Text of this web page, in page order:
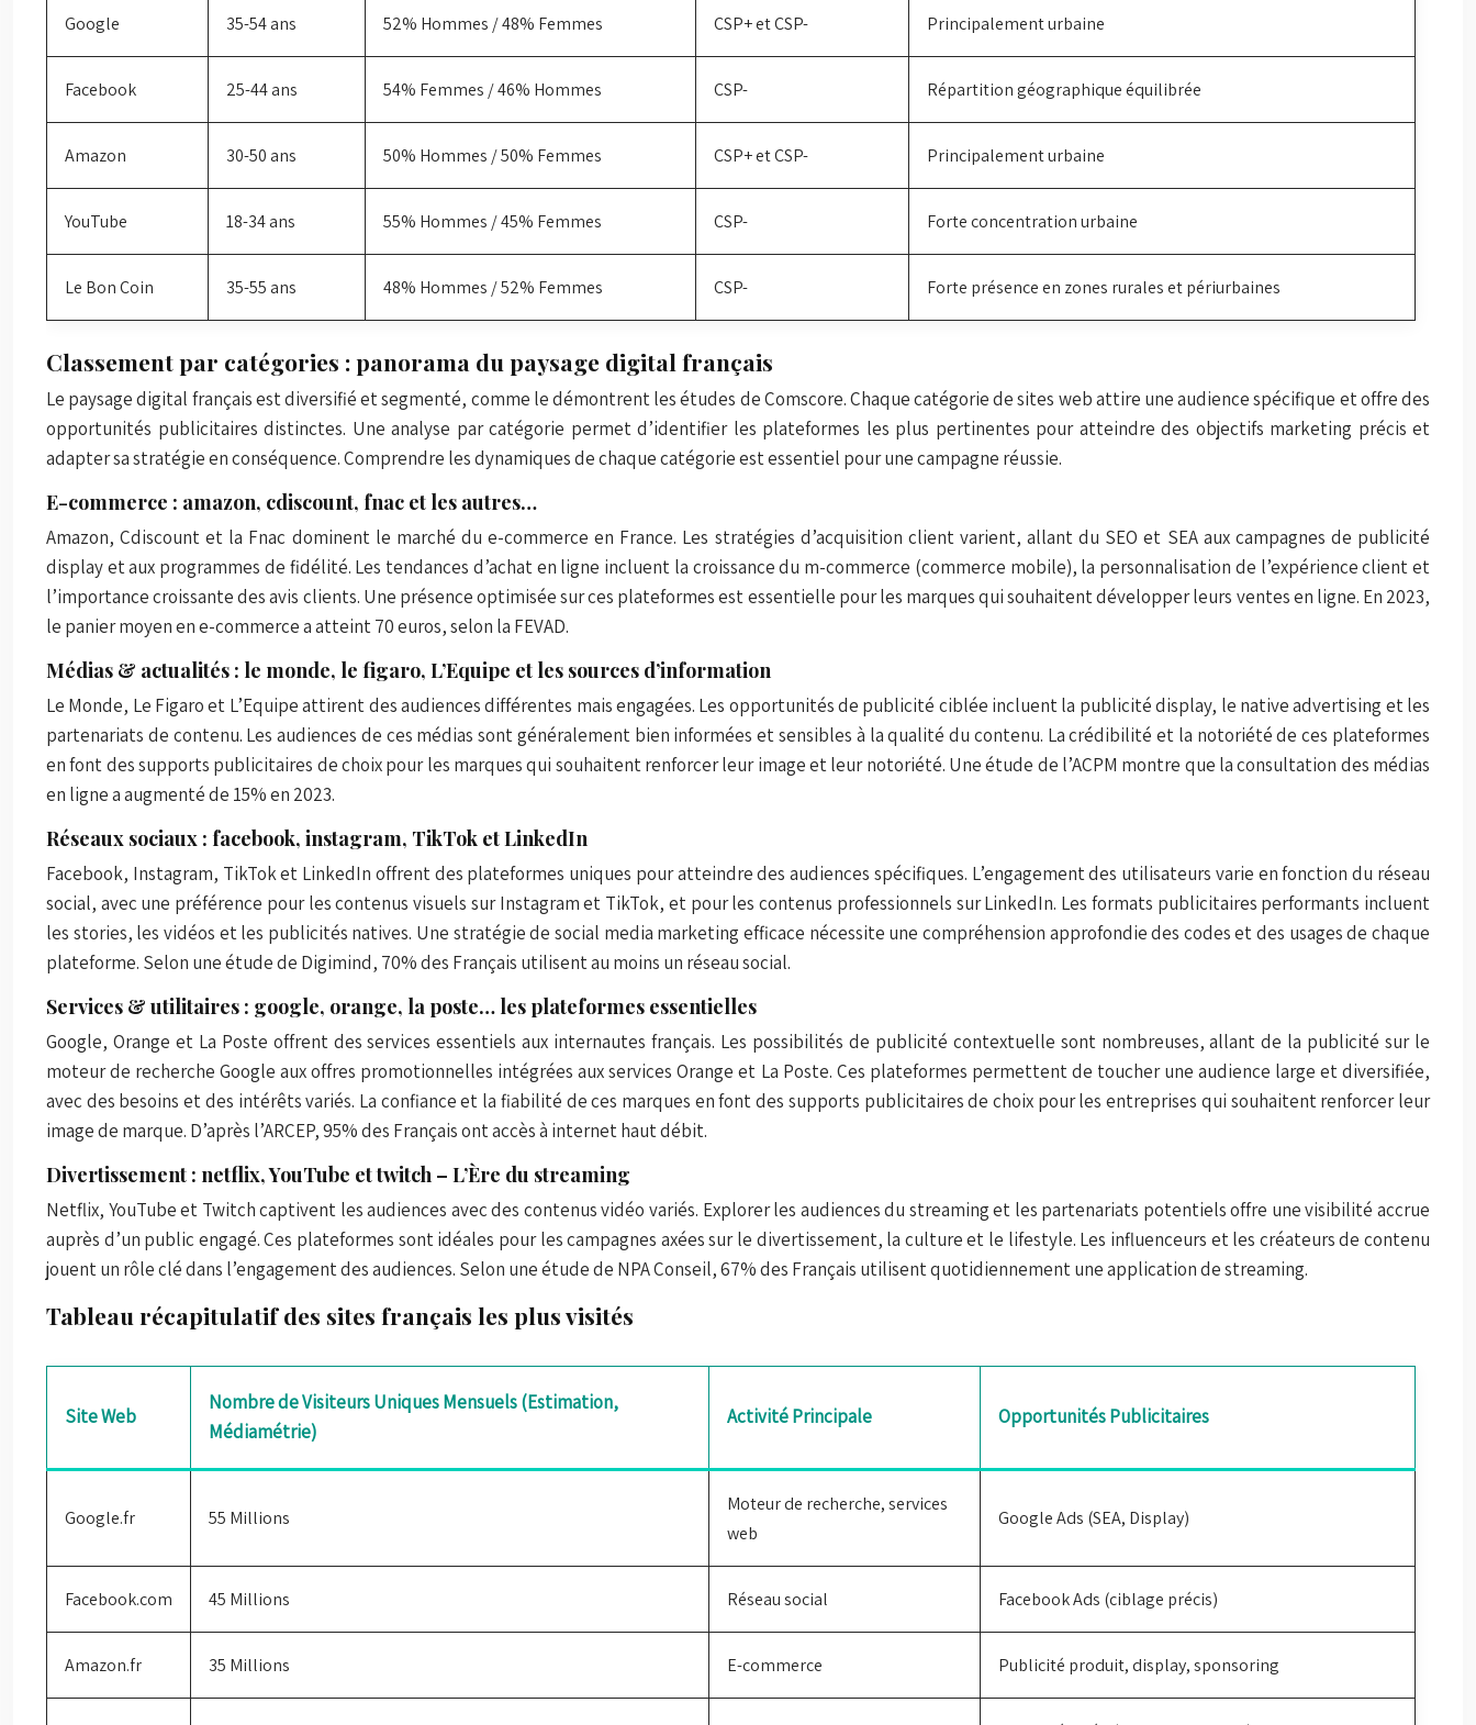
Google 35-54 ans 52% Hommes / 48% Femmes CSP+ et CSP- Principalement urbaine
Facebook 25-44 ans 54% Femmes / 46% Hommes CSP- Répartition géographique équilibrée
Amazon 30-50 ans 50% Hommes / 50% Femmes CSP+ et CSP- Principalement urbaine
YouTube 18-34 ans 55% Hommes / 45% Femmes CSP- Forte concentration urbaine
Le Bon Coin 35-55 ans 48% Hommes / 52% Femmes CSP- Forte présence en zones rurales et périurbaines
Classement par catégories : panorama du paysage digital français
Le paysage digital français est diversifié et segmenté, comme le démontrent les études de Comscore. Chaque catégorie de sites web attire une audience spécifique et offre des
opportunités publicitaires distinctes. Une analyse par catégorie permet d’identifier les plateformes les plus pertinentes pour atteindre des objectifs marketing précis et
adapter sa stratégie en conséquence. Comprendre les dynamiques de chaque catégorie est essentiel pour une campagne réussie.
E-commerce : amazon, cdiscount, fnac et les autres…
Amazon, Cdiscount et la Fnac dominent le marché du e-commerce en France. Les stratégies d’acquisition client varient, allant du SEO et SEA aux campagnes de publicité
display et aux programmes de fidélité. Les tendances d’achat en ligne incluent la croissance du m-commerce (commerce mobile), la personnalisation de l’expérience client et
l’importance croissante des avis clients. Une présence optimisée sur ces plateformes est essentielle pour les marques qui souhaitent développer leurs ventes en ligne. En 2023,
le panier moyen en e-commerce a atteint 70 euros, selon la FEVAD.
Médias & actualités : le monde, le figaro, L’Equipe et les sources d’information
Le Monde, Le Figaro et L’Equipe attirent des audiences différentes mais engagées. Les opportunités de publicité ciblée incluent la publicité display, le native advertising et les
partenariats de contenu. Les audiences de ces médias sont généralement bien informées et sensibles à la qualité du contenu. La crédibilité et la notoriété de ces plateformes
en font des supports publicitaires de choix pour les marques qui souhaitent renforcer leur image et leur notoriété. Une étude de l’ACPM montre que la consultation des médias
en ligne a augmenté de 15% en 2023.
Réseaux sociaux : facebook, instagram, TikTok et LinkedIn
Facebook, Instagram, TikTok et LinkedIn offrent des plateformes uniques pour atteindre des audiences spécifiques. L’engagement des utilisateurs varie en fonction du réseau
social, avec une préférence pour les contenus visuels sur Instagram et TikTok, et pour les contenus professionnels sur LinkedIn. Les formats publicitaires performants incluent
les stories, les vidéos et les publicités natives. Une stratégie de social media marketing efficace nécessite une compréhension approfondie des codes et des usages de chaque
plateforme. Selon une étude de Digimind, 70% des Français utilisent au moins un réseau social.
Services & utilitaires : google, orange, la poste… les plateformes essentielles
Google, Orange et La Poste offrent des services essentiels aux internautes français. Les possibilités de publicité contextuelle sont nombreuses, allant de la publicité sur le
moteur de recherche Google aux offres promotionnelles intégrées aux services Orange et La Poste. Ces plateformes permettent de toucher une audience large et diversifiée,
avec des besoins et des intérêts variés. La confiance et la fiabilité de ces marques en font des supports publicitaires de choix pour les entreprises qui souhaitent renforcer leur
image de marque. D’après l’ARCEP, 95% des Français ont accès à internet haut débit.
Divertissement : netflix, YouTube et twitch – L’Ère du streaming
Netflix, YouTube et Twitch captivent les audiences avec des contenus vidéo variés. Explorer les audiences du streaming et les partenariats potentiels offre une visibilité accrue
auprès d’un public engagé. Ces plateformes sont idéales pour les campagnes axées sur le divertissement, la culture et le lifestyle. Les influenceurs et les créateurs de contenu
jouent un rôle clé dans l’engagement des audiences. Selon une étude de NPA Conseil, 67% des Français utilisent quotidiennement une application de streaming.
Tableau récapitulatif des sites français les plus visités
Site Web
Nombre de Visiteurs Uniques Mensuels (Estimation,
Médiamétrie)
Activité Principale Opportunités Publicitaires
Google.fr 55 Millions
Moteur de recherche, services
web
Google Ads (SEA, Display)
Facebook.com 45 Millions Réseau social Facebook Ads (ciblage précis)
Amazon.fr 35 Millions E-commerce Publicité produit, display, sponsoring